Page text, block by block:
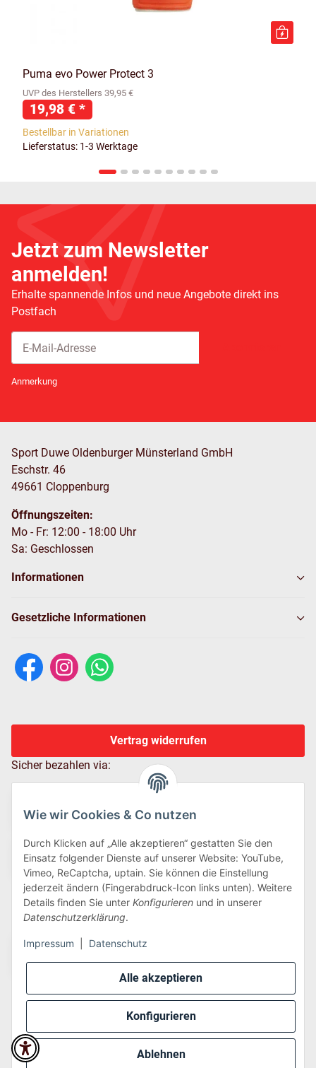
Alle akzeptieren
Konfigurieren
Ablehnen
Wie wir Cookies & Co nutzen
Durch Klicken auf „Alle akzeptieren“ gestatten Sie den
Einsatz folgender Dienste auf unserer Website: YouTube,
Vimeo, ReCaptcha, uptain. Sie können die Einstellung
jederzeit ändern (Fingerabdruck-Icon links unten). Weitere
Details finden Sie unter Konfigurieren und in unserer
Datenschutzerklärung.
Impressum Datenschutz
Puma evo Power Protect 3
UVP des Herstellers 39,95 €
19,98 € *
Bestellbar in Variationen
Lieferstatus: 1-3 Werktage
Jetzt zum Newsletter
anmelden!
Erhalte spannende Infos und neue Angebote direkt ins
Postfach
Anmerkung
Sport Duwe Oldenburger Münsterland GmbH
Eschstr. 46
49661 Cloppenburg
Öffnungszeiten:
Mo - Fr: 12:00 - 18:00 Uhr
Sa: Geschlossen
Informationen
Gesetzliche Informationen
Vertrag widerrufen
Sicher bezahlen via:
Wir versenden via:
* Alle Preise inkl. gesetzlicher USt., zzgl.Versand
Perfected byDreizack Medien